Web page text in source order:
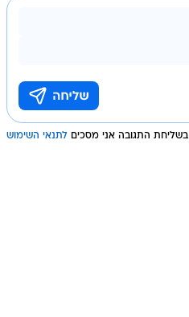
בשליחת התגובה אני מסכים לתנאי השימוש